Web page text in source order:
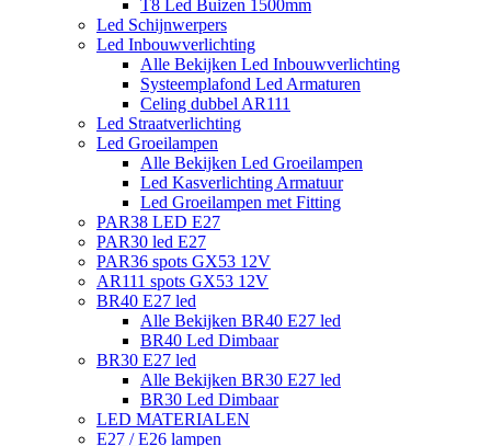
T8 Led Buizen 1500mm
Led Schijnwerpers
Led Inbouwverlichting
Alle Bekijken Led Inbouwverlichting
Systeemplafond Led Armaturen
Celing dubbel AR111
Led Straatverlichting
Led Groeilampen
Alle Bekijken Led Groeilampen
Led Kasverlichting Armatuur
Led Groeilampen met Fitting
PAR38 LED E27
PAR30 led E27
PAR36 spots GX53 12V
AR111 spots GX53 12V
BR40 E27 led
Alle Bekijken BR40 E27 led
BR40 Led Dimbaar
BR30 E27 led
Alle Bekijken BR30 E27 led
BR30 Led Dimbaar
LED MATERIALEN
E27 / E26 lampen